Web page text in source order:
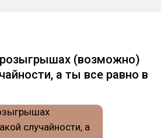
(возможно)
а ты все равно в